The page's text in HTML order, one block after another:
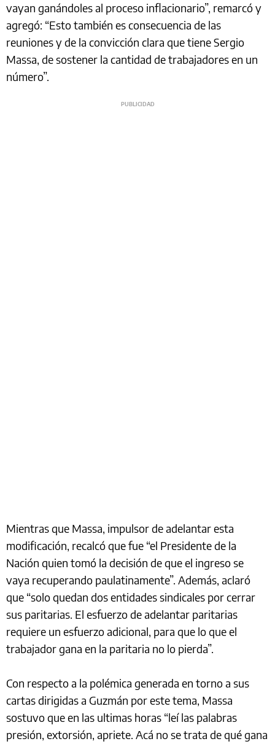
vayan ganándoles al proceso inflacionario”, remarcó y
agregó: “Esto también es consecuencia de las
reuniones y de la convicción clara que tiene Sergio
Massa, de sostener la cantidad de trabajadores en un
número”.
Mientras que Massa, impulsor de adelantar esta
modificación, recalcó que fue “el Presidente de la
Nación quien tomó la decisión de que el ingreso se
vaya recuperando paulatinamente”. Además, aclaró
que “solo quedan dos entidades sindicales por cerrar
sus paritarias. El esfuerzo de adelantar paritarias
requiere un esfuerzo adicional, para que lo que el
trabajador gana en la paritaria no lo pierda”.
Con respecto a la polémica generada en torno a sus
cartas dirigidas a Guzmán por este tema, Massa
sostuvo que en las ultimas horas “leí las palabras
presión, extorsión, apriete. Acá no se trata de qué gana